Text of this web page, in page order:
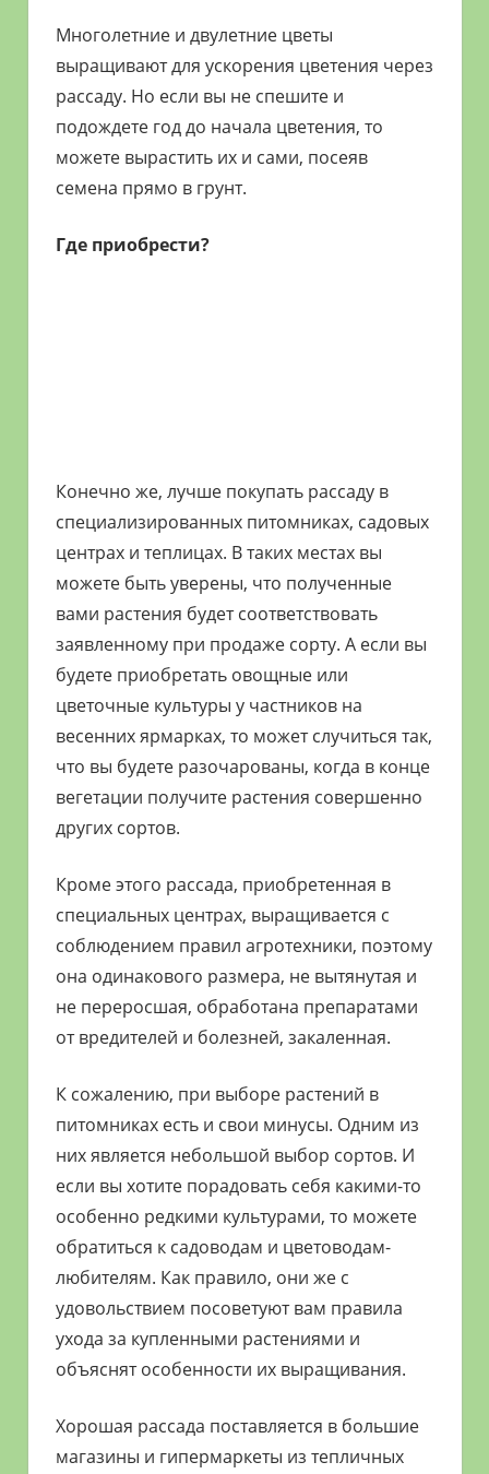
Многолетние и двулетние цветы
выращивают для ускорения цветения через
рассаду. Но если вы не спешите и
подождете год до начала цветения, то
можете вырастить их и сами, посеяв
семена прямо в грунт.
Где приобрести?
Конечно же, лучше покупать рассаду в
специализированных питомниках, садовых
центрах и теплицах. В таких местах вы
можете быть уверены, что полученные
вами растения будет соответствовать
заявленному при продаже сорту. А если вы
будете приобретать овощные или
цветочные культуры у частников на
весенних ярмарках, то может случиться так,
что вы будете разочарованы, когда в конце
вегетации получите растения совершенно
других сортов.
Кроме этого рассада, приобретенная в
специальных центрах, выращивается с
соблюдением правил агротехники, поэтому
она одинакового размера, не вытянутая и
не переросшая, обработана препаратами
от вредителей и болезней, закаленная.
К сожалению, при выборе растений в
питомниках есть и свои минусы. Одним из
них является небольшой выбор сортов. И
если вы хотите порадовать себя какими-то
особенно редкими культурами, то можете
обратиться к садоводам и цветоводам-
любителям. Как правило, они же с
удовольствием посоветуют вам правила
ухода за купленными растениями и
объяснят особенности их выращивания.
Хорошая рассада поставляется в большие
магазины и гипермаркеты из тепличных